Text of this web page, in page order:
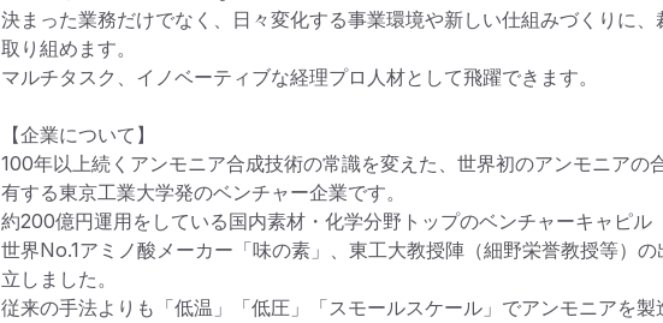
決まった業務だけでなく、日々変化する事業環境や新しい仕組みづくりに、
取り組めます。
マルチタスク、イノベーティブな経理プロ人材として飛躍できます。
【企業について】
100年以上続くアンモニア合成技術の常識を変えた、世界初のアンモニアの
有する東京工業大学発のベンチャー企業です。
約200億円運用をしている国内素材・化学分野トップのベンチャーキャピル
世界No.1アミノ酸メーカー「味の素」、東工大教授陣（細野栄誉教授等）の
立しました。
従来の手法よりも「低温」「低圧」「スモールスケール」でアンモニアを製